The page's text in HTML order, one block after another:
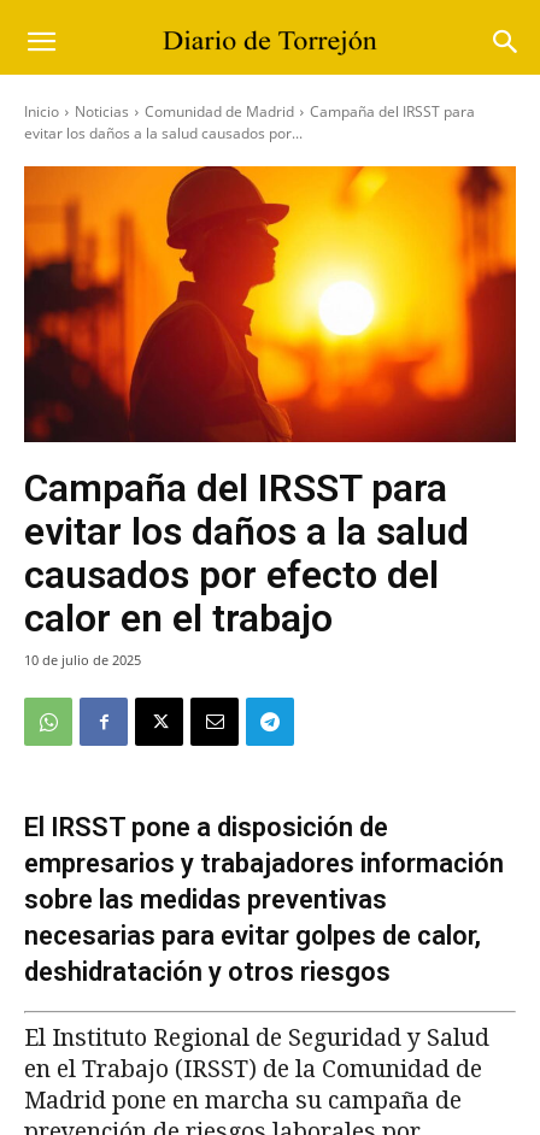
Inicio Noticias Comunidad de Madrid
Campaña del IRSST para
evitar los daños a la salud causados por...
Campaña del IRSST para
evitar los daños a la salud
causados por efecto del
calor en el trabajo
10 de julio de 2025
El IRSST pone a disposición de
empresarios y trabajadores información
sobre las medidas preventivas
necesarias para evitar golpes de calor,
deshidratación y otros riesgos
El Instituto Regional de Seguridad y Salud
en el Trabajo (IRSST) de la Comunidad de
Madrid pone en marcha su campaña de